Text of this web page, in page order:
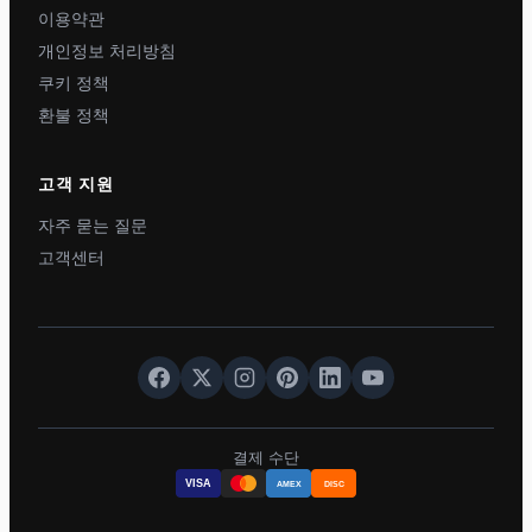
이용약관
개인정보 처리방침
쿠키 정책
환불 정책
고객 지원
자주 묻는 질문
고객센터
결제 수단
VISA AMEX DISC